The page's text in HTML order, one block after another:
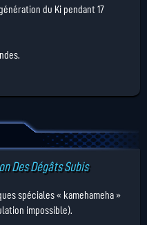
du Ki pendant 17
Des Dégâts Subis
spéciales « kamehameha »
impossible).